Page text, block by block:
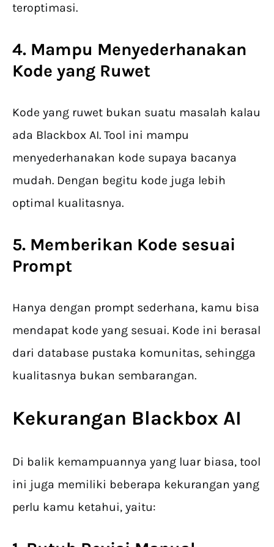
teroptimasi.
4. Mampu Menyederhanakan
Kode yang Ruwet
Kode yang ruwet bukan suatu masalah kalau
ada Blackbox AI. Tool ini mampu
menyederhanakan kode supaya bacanya
mudah. Dengan begitu kode juga lebih
optimal kualitasnya.
5. Memberikan Kode sesuai
Prompt
Hanya dengan prompt sederhana, kamu bisa
mendapat kode yang sesuai. Kode ini berasal
dari database pustaka komunitas, sehingga
kualitasnya bukan sembarangan.
Kekurangan Blackbox AI
Di balik kemampuannya yang luar biasa, tool
ini juga memiliki beberapa kekurangan yang
perlu kamu ketahui, yaitu: